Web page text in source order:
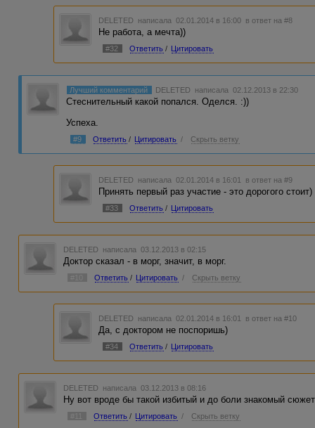
DELETED написала 02.01.2014 в 16:00 в ответ на #8
Не работа, а мечта))
#32 Ответить / Цитировать
Лучший комментарий DELETED написала 02.12.2013 в 22:30
Стеснительный какой попался. Оделся. :))
Успеха.
#9 Ответить / Цитировать / Скрыть ветку
DELETED написала 02.01.2014 в 16:01 в ответ на #9
Принять первый раз участие - это дорогого стоит)
#33 Ответить / Цитировать
DELETED написала 03.12.2013 в 02:15
Доктор сказал - в морг, значит, в морг.
Ответить / Цитировать / Скрыть ветку
DELETED написала 02.01.2014 в 16:01 в ответ на #10
Да, с доктором не поспоришь)
#34 Ответить / Цитировать
DELETED написала 03.12.2013 в 08:16
Ну вот вроде бы такой избитый и до боли знакомый
#11 Ответить / Цитировать / Скрыть ветку